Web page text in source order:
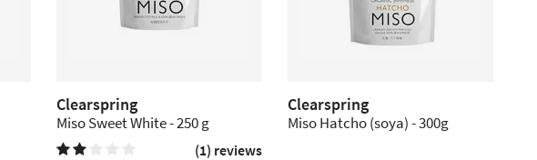
Clearspring
Miso Sweet White - 250 g
 (1) reviews
Clearspring
Miso Hatcho (soya) - 300g